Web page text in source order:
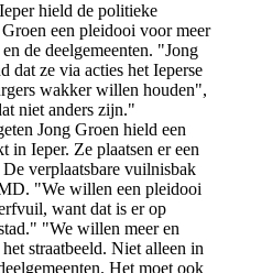
hield de politieke
een pleidooi voor meer
de deelgemeenten. "Jong
dat ze via acties het Ieperse
wakker willen houden",
niet anders zijn."
Jong Groen hield een
in Ieper. Ze plaatsen er een
verplaatsbare vuilnisbak
"We willen een pleidooi
want dat is er op
"We willen meer en
straatbeeld. Niet alleen in
Het moet ook